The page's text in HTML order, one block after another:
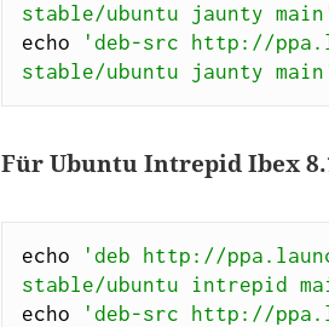
stable/ubuntu jaunty
echo
'deb-src http://
stable/ubuntu jaunty
Für Ubuntu Intrepid Ibex
echo
'deb http://
stable/ubuntu intrepid
echo
'deb-src http://